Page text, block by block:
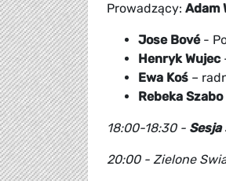
Prowadzący: Adam
Jose Bové-
Henryk Wujec
Ewa Koś –
Rebeka Szabo
18:00-18:30 -
20:00 - Zielone